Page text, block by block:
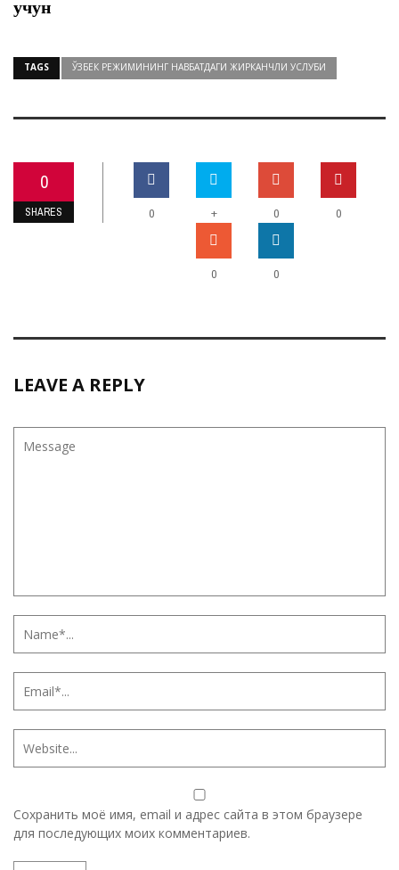
учун
TAGS ЎЗБЕК РЕЖИМИНИНГ НАВБАТДАГИ ЖИРКАНЧЛИ УСЛУБИ
0
SHARES 0 + 0 0
0 0
LEAVE A REPLY
Сохранить моё имя, email и адрес сайта в этом браузере
для последующих моих комментариев.